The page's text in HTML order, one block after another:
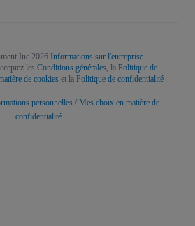
Inc 2026 Informations sur l'entreprise
les Conditions générales , la Politique de
de cookies et la Politique de confidentialité
personnelles / Mes choix en matière de
confidentialité